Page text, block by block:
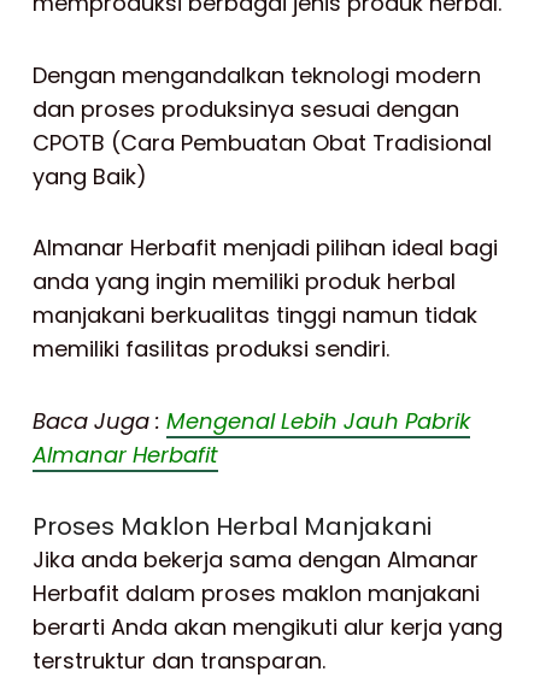
Dengan mengandalkan teknologi modern
dan proses produksinya sesuai dengan
CPOTB (Cara Pembuatan Obat Tradisional
yang Baik)
Almanar Herbafit menjadi pilihan ideal bagi
anda yang ingin memiliki produk herbal
manjakani berkualitas tinggi namun tidak
memiliki fasilitas produksi sendiri.
Baca Juga : Mengenal Lebih Jauh Pabrik
Almanar Herbafit
Proses Maklon Herbal Manjakani
Jika anda bekerja sama dengan Almanar
Herbafit dalam proses maklon manjakani
berarti Anda akan mengikuti alur kerja yang
terstruktur dan transparan.